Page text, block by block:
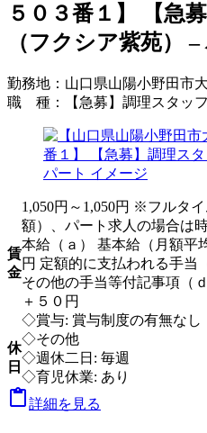
５０３番１】 【急
（フクシア紫苑） –
勤務地： 山口県山陽小野田市
職 種：
【急募】調理スタッ
賃
金
1,050円～1,050円 ※フルタ
額）、パート求人の場合は
本給（ａ） 基本給（月額平
円 定額的に支払われる手当
その他の手当等付記事項（
＋５０円
◇賞与: 賞与制度の有無なし
休
日
◇その他
◇週休二日: 毎週
◇育児休業: あり
詳細を見る